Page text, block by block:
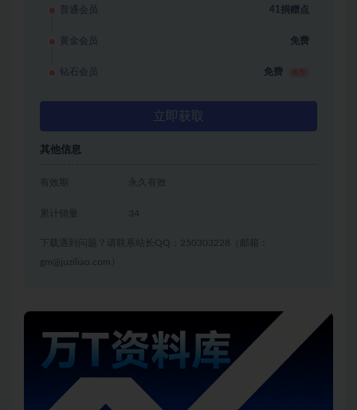
普通会员 41捐赠点
黄金会员 免费
钻石会员 免费
立即获取
其他信息
有效期 永久有效
累计销量 34
下载遇到问题？请联系站长QQ：250303228（邮箱：
gm@juziliao.com）